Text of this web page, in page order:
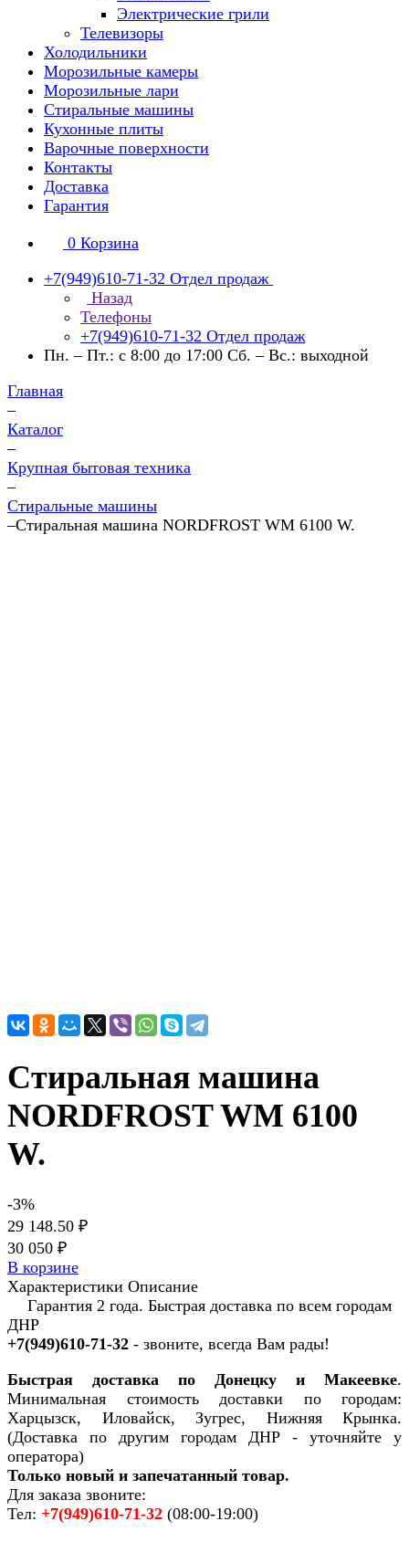
Электрические грили
Телевизоры
Холодильники
Морозильные камеры
Морозильные лари
Стиральные машины
Кухонные плиты
Варочные поверхности
Контакты
Доставка
Гарантия
0 Корзина
+7(949)610-71-32 Отдел продаж
Назад
Телефоны
+7(949)610-71-32 Отдел продаж
Пн. – Пт.: с 8:00 до 17:00 Сб. – Вс.: выходной
Главная
–
Каталог
–
Крупная бытовая техника
–
Стиральные машины
–Стиральная машина NORDFROST WM 6100 W.
Стиральная машина
NORDFROST WM 6100
W.
-3%
29 148.50 ₽
30 050 ₽
В корзине
Характеристики Описание
Гарантия 2 года. Быстрая доставка по всем городам
ДНР
+7(949)610-71-32 - звоните, всегда Вам рады!
Быстрая доставка по Донецку и Макеевке.
Минимальная стоимость доставки по городам:
Харцызск, Иловайск, Зугрес, Нижняя Крынка.
(Доставка по другим городам ДНР - уточняйте у
оператора)
Только новый и запечатанный товар.
Для заказа звоните:
Тел: +7(949)610-71-32 (08:00-19:00)